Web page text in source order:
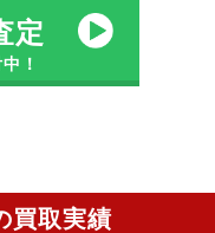
定
！
買取実績